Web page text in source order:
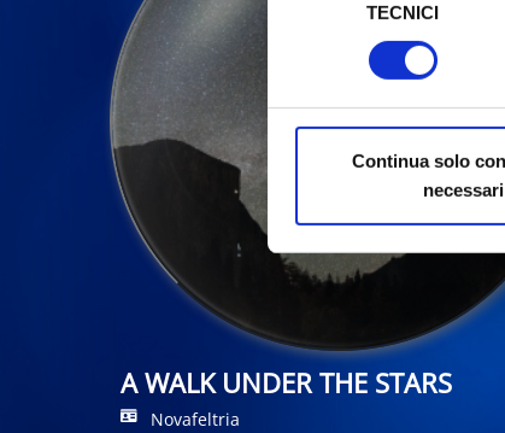
TECNICI
Continua solo
necessari
A WALK UNDER THE STARS
Novafeltria